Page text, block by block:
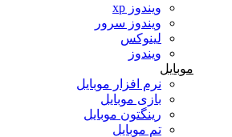
ویندوز xp
ویندوز سرور
لینوکس
ویندوز
موبایل
نرم افزار موبایل
بازی موبایل
رینگتون موبایل
تم موبایل